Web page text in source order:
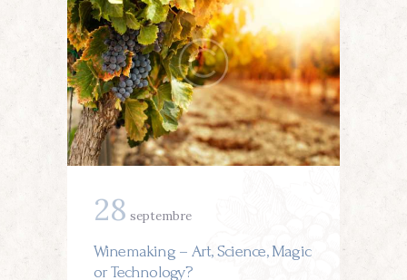
28 septembre
Winemaking – Art, Science, Magic
or Technology?